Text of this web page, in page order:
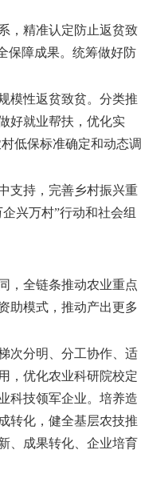
，精准认定防止返贫致
保障成果。统筹做好防
模性返贫致贫。分类推
好就业帮扶，优化实
低保标准确定和动态调
支持，完善乡村振兴重
兴万村”行动和社会组
，全链条推动农业重点
助模式，推动产出更多
次分明、分工协作、适
，优化农业科研院校定
科技领军企业。培养造
转化，健全基层农技推
、成果转化、企业培育